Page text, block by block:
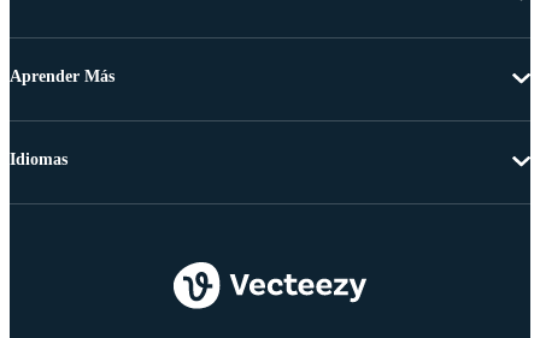
Aprender Más
Idiomas